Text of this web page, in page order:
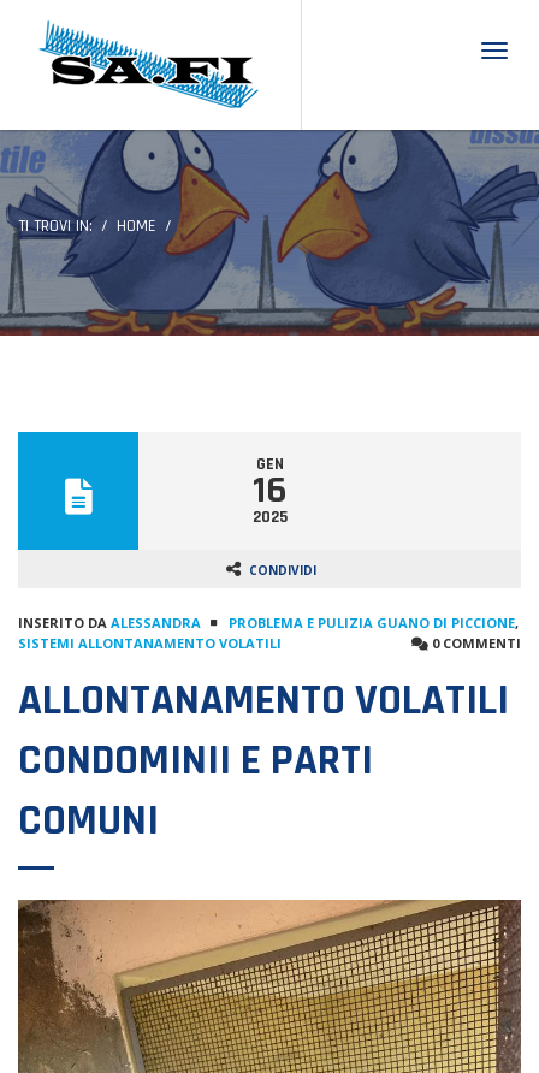
TI TROVI IN: HOME
GEN
16
2025
CONDIVIDI
INSERITO DA ALESSANDRA PROBLEMA E PULIZIA GUANO DI PICCIONE,
SISTEMI ALLONTANAMENTO VOLATILI
0 COMMENTI
ALLONTANAMENTO VOLATILI
CONDOMINII E PARTI
COMUNI